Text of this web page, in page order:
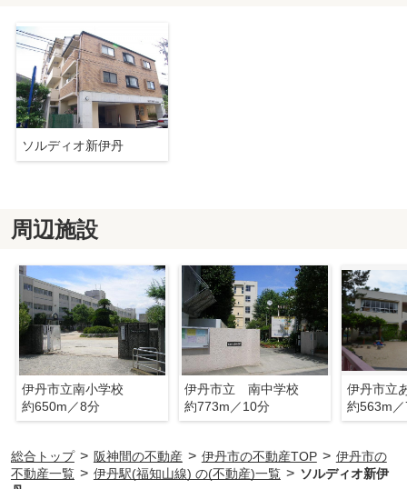
ソルディオ新伊丹
周辺施設
伊丹市立南小学校
約650m／8分
伊丹市立 南中学校
約773m／10分
伊丹市立
約563m
総合トップ > 阪神間の不動産 > 伊丹市の不動産TOP > 伊丹市の
不動産一覧 > 伊丹駅(福知山線) の(不動産)一覧 > ソルディオ新伊